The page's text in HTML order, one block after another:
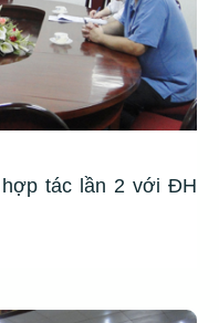
tác lần 2 với ĐH